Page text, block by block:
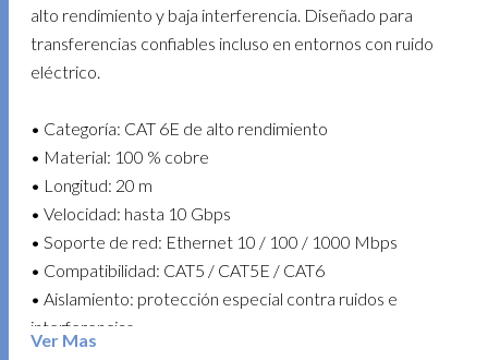
alto rendimiento y baja interferencia. Diseñado para
transferencias confiables incluso en entornos con ruido
eléctrico.
• Categoría: CAT 6E de alto rendimiento
• Material: 100 % cobre
• Longitud: 20 m
• Velocidad: hasta 10 Gbps
• Soporte de red: Ethernet 10 / 100 / 1000 Mbps
• Compatibilidad: CAT5 / CAT5E / CAT6
• Aislamiento: protección especial contra ruidos e
interferencias
Ver Mas